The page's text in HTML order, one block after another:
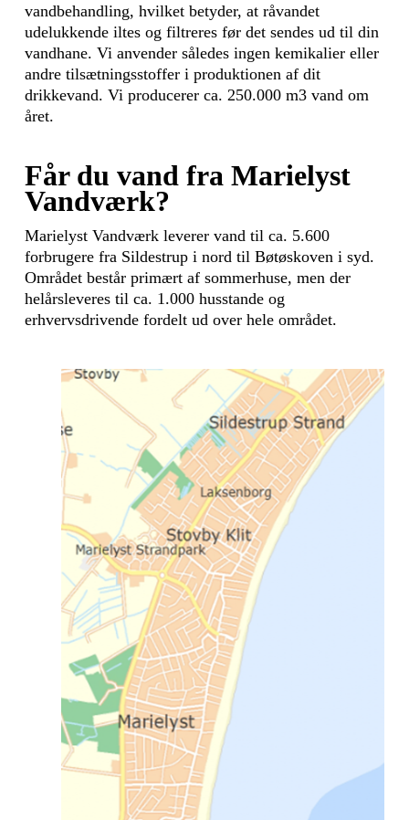
vandbehandling, hvilket betyder, at råvandet
udelukkende iltes og filtreres før det sendes ud til din
vandhane. Vi anvender således ingen kemikalier eller
andre tilsætningsstoffer i produktionen af dit
drikkevand. Vi producerer ca. 250.000 m3 vand om
året.
Får du vand fra Marielyst
Vandværk?
Marielyst Vandværk leverer vand til ca. 5.600
forbrugere fra Sildestrup i nord til Bøtøskoven i syd.
Området består primært af sommerhuse, men der
helårsleveres til ca. 1.000 husstande og
erhvervsdrivende fordelt ud over hele området.